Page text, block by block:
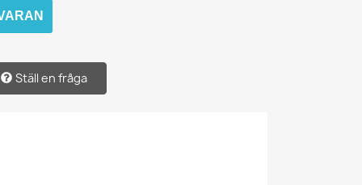
Ställ en fråga